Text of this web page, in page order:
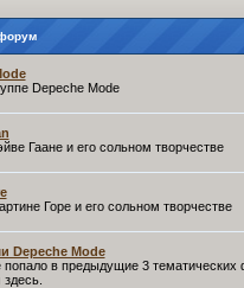
Depeche Mode
Гаане и его сольном творчестве
Горе и его сольном творчестве
Depeche Mode
попало в предыдущие 3 тематических